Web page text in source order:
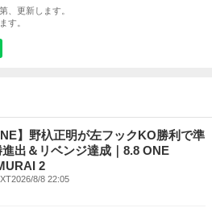
気道の基礎から応用までを丁寧に教え、
なく指導します。毎回の稽古では、細か
な動きを習得できるように心掛けていま
はなく、精神的な集中力やバランスが大
導しています。技を磨く中で、柔軟性や
することができるのです。
し）
、更新します。
す。
】野杁正明が左フックKO勝利で準
出＆リベンジ達成｜8.8 ONE
2
2026/8/8 22:05